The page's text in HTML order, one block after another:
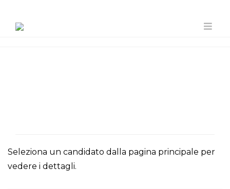
Seleziona un candidato dalla pagina principale per
vedere i dettagli.